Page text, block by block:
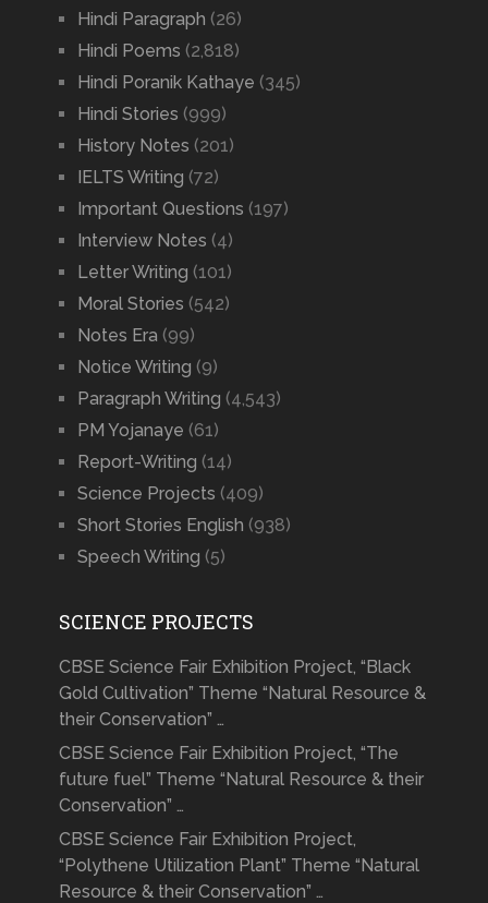
Hindi Paragraph (26)
Hindi Poems (2,818)
Hindi Poranik Kathaye (345)
Hindi Stories (999)
History Notes (201)
IELTS Writing (72)
Important Questions (197)
Interview Notes (4)
Letter Writing (101)
Moral Stories (542)
Notes Era (99)
Notice Writing (9)
Paragraph Writing (4,543)
PM Yojanaye (61)
Report-Writing (14)
Science Projects (409)
Short Stories English (938)
Speech Writing (5)
SCIENCE PROJECTS
CBSE Science Fair Exhibition Project, “Black
Gold Cultivation” Theme “Natural Resource &
their Conservation” …
CBSE Science Fair Exhibition Project, “The
future fuel” Theme “Natural Resource & their
Conservation” …
CBSE Science Fair Exhibition Project,
“Polythene Utilization Plant” Theme “Natural
Resource & their Conservation” …